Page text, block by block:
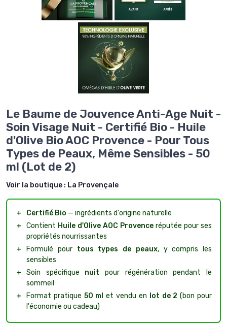
Le Baume de Jouvence Anti-Age Nuit -
Soin Visage Nuit - Certifié Bio - Huile
d'Olive Bio AOC Provence - Pour Tous
Types de Peaux, Même Sensibles - 50
ml (Lot de 2)
Voir la boutique : La Provençale
＋ Certifié Bio — ingrédients d'origine naturelle
＋ Contient Huile d'Olive AOC Provence réputée pour ses
propriétés nourrissantes
＋ Formulé pour tous types de peaux, y compris les
sensibles
＋ Soin spécifique nuit pour régénération pendant le
sommeil
＋ Format pratique 50 ml et vendu en lot de 2 (bon pour
l'économie ou cadeau)